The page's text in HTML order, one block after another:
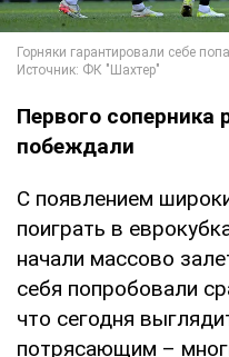
Первого соперника
побеждали
С появлением
поиграть в
начали массово
себя попробовали
что сегодня
потрясающим –